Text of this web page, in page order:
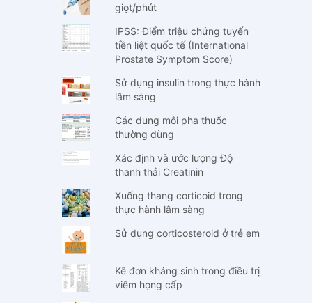
giọt/phút
IPSS: Điểm triệu chứng tuyến
tiền liệt quốc tế (International
Prostate Symptom Score)
Sử dụng insulin trong thực hành
lâm sàng
Các dung môi pha thuốc
thường dùng
Xác định và ước lượng Độ
thanh thải Creatinin
Xuống thang corticoid trong
thực hành lâm sàng
Sử dụng corticosteroid ở trẻ em
Kê đơn kháng sinh trong điều trị
viêm họng cấp